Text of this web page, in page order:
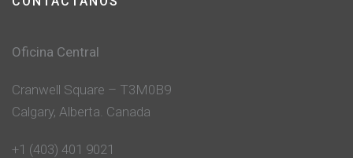
Oficina Central
Cranwell Square – T3M0B9
Calgary, Alberta. Canada
+1 (403) 401 9021